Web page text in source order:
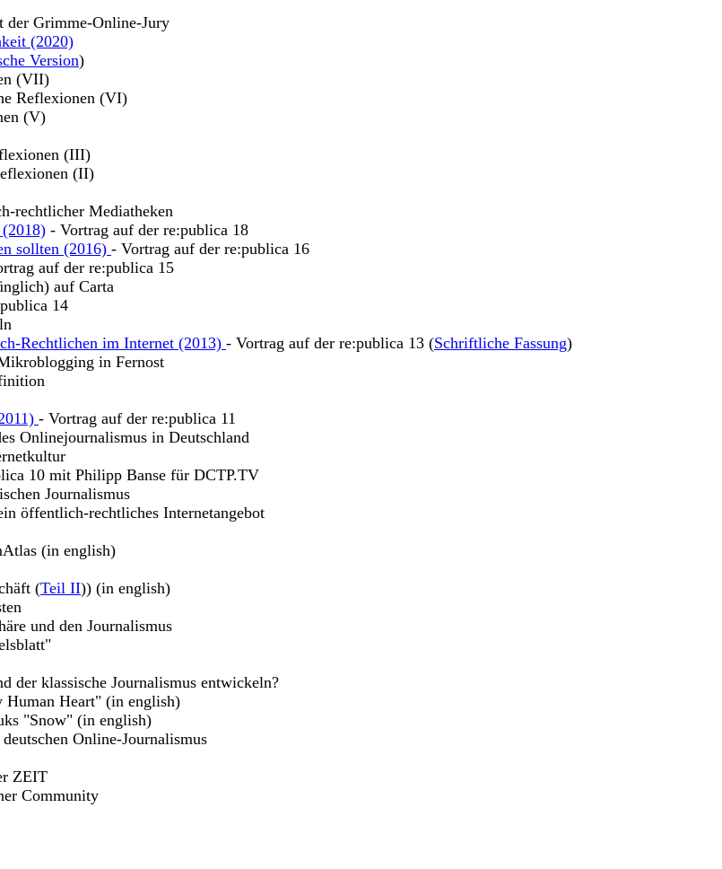
der Grimme-Online-Jury
(2020)
Version)
(VII)
Reflexionen (VI)
(V)
(III)
(II)
rechtlicher Mediatheken
- Vortrag auf der re:publica 18
sollten (2016) - Vortrag auf der re:publica 16
auf der re:publica 15
auf Carta
14
Rechtlichen im Internet (2013) - Vortrag auf der re:publica 13 (Schriftliche Fassung)
in Fernost
- Vortrag auf der re:publica 11
Onlinejournalismus in Deutschland
10 mit Philipp Banse für DCTP.TV
Journalismus
öffentlich-rechtliches Internetangebot
(in english)
(Teil II)) (in english)
und den Journalismus
der klassische Journalismus entwickeln?
Heart" (in english)
"Snow" (in english)
Online-Journalismus
ZEIT
Community